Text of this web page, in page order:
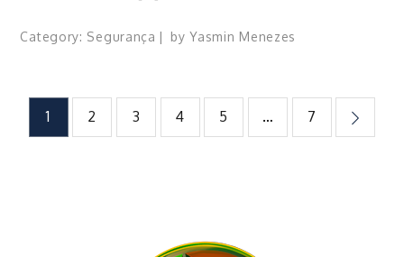
Category: Segurança byYasmin Menezes
Paginação
1 2 3 4 5 … 7